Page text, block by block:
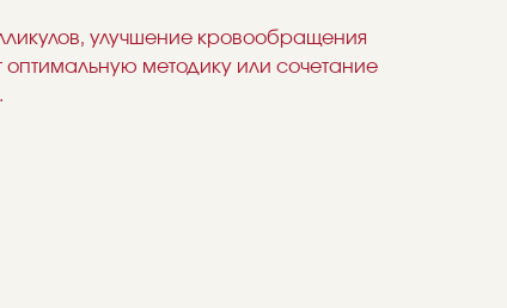
улучшение кровообращения
методику или сочетание